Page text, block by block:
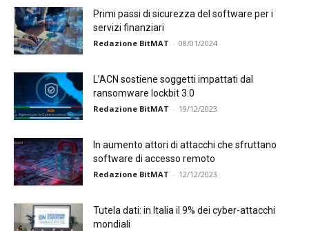
Primi passi di sicurezza del software per i
servizi finanziari
Redazione BitMAT - 08/01/2024
L’ACN sostiene soggetti impattati dal
ransomware lockbit 3.0
Redazione BitMAT - 19/12/2023
In aumento attori di attacchi che sfruttano
software di accesso remoto
Redazione BitMAT - 12/12/2023
Tutela dati: in Italia il 9% dei cyber-attacchi
mondiali